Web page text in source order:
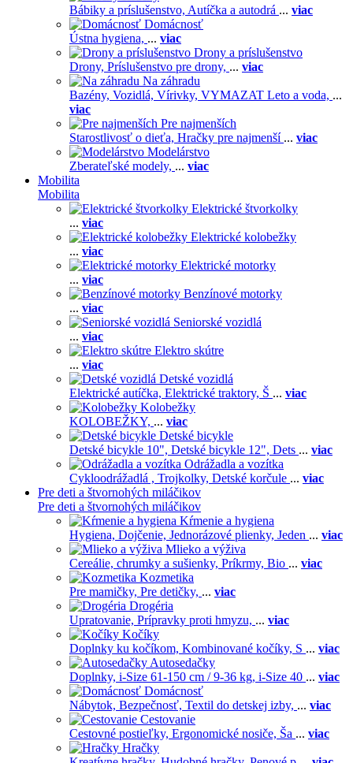
Bábiky a príslušenstvo, Autíčka a autodrá ... viac
Domácnosť
Ústna hygiena, ... viac
Drony a príslušenstvo
Drony, Príslušenstvo pre drony, ... viac
Na záhradu
Bazény, Vozidlá, Vírivky, VYMAZAT Leto a voda, ...
viac
Pre najmenších
Starostlivosť o dieťa, Hračky pre najmenší ... viac
Modelárstvo
Zberateľské modely, ... viac
Mobilita
Mobilita
Elektrické štvorkolky
... viac
Elektrické kolobežky
... viac
Elektrické motorky
... viac
Benzínové motorky
... viac
Seniorské vozidlá
... viac
Elektro skútre
... viac
Detské vozidlá
Elektrické autíčka, Elektrické traktory, Š ... viac
Kolobežky
KOLOBEŽKY, ... viac
Detské bicykle
Detské bicykle 10", Detské bicykle 12", Dets ... viac
Odrážadla a vozítka
Cykloodrážadlá , Trojkolky, Detské korčule ... viac
Pre deti a štvornohých miláčikov
Pre deti a štvornohých miláčikov
Kŕmenie a hygiena
Hygiena, Dojčenie, Jednorázové plienky, Jeden ... viac
Mlieko a výživa
Cereálie, chrumky a sušienky, Príkrmy, Bio ... viac
Kozmetika
Pre mamičky, Pre detičky, ... viac
Drogéria
Upratovanie, Prípravky proti hmyzu, ... viac
Kočíky
Doplnky ku kočíkom, Kombinované kočíky, S ... viac
Autosedačky
Doplnky, i-Size 61-150 cm / 9-36 kg, i-Size 40 ... viac
Domácnosť
Nábytok, Bezpečnosť, Textil do detskej izby, ... viac
Cestovanie
Cestovné postieľky, Ergonomické nosiče, Ša ... viac
Hračky